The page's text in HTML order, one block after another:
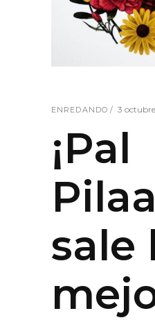
ENREDANDO 3
¡Pal
sale